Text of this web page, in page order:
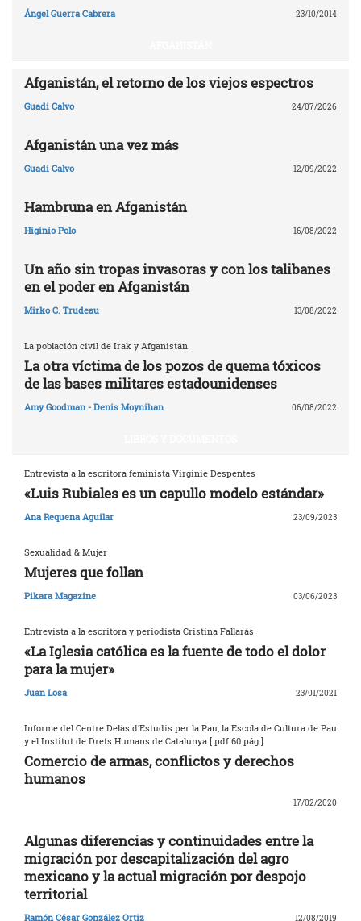
Ángel Guerra Cabrera 23/10/2014
Afganistán, el retorno de los viejos espectros
Guadi Calvo 24/07/2026
Afganistán una vez más
Guadi Calvo 12/09/2022
Hambruna en Afganistán
Higinio Polo 16/08/2022
Un año sin tropas invasoras y con los talibanes
en el poder en Afganistán
Mirko C. Trudeau 13/08/2022
La población civil de Irak y Afganistán
La otra víctima de los pozos de quema tóxicos
de las bases militares estadounidenses
Amy Goodman - Denis Moynihan 06/08/2022
Entrevista a la escritora feminista Virginie Despentes
«Luis Rubiales es un capullo modelo estándar»
Ana Requena Aguilar 23/09/2023
Sexualidad & Mujer
Mujeres que follan
Pikara Magazine 03/06/2023
Entrevista a la escritora y periodista Cristina Fallarás
«La Iglesia católica es la fuente de todo el dolor
para la mujer»
Juan Losa 23/01/2021
Informe del Centre Delàs d’Estudis per la Pau, la Escola de Cultura de Pau
y el Institut de Drets Humans de Catalunya [.pdf 60 pág.]
Comercio de armas, conflictos y derechos
humanos
17/02/2020
Algunas diferencias y continuidades entre la
migración por descapitalización del agro
mexicano y la actual migración por despojo
territorial
Ramón César González Ortiz 12/08/2019